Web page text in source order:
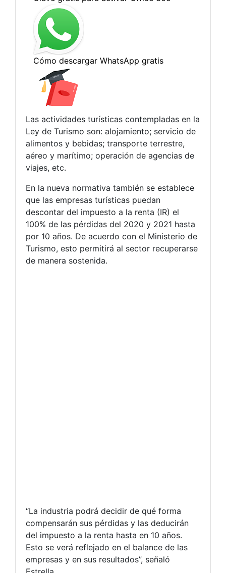
Las actividades turísticas contempladas en la
Ley de Turismo son: alojamiento; servicio de
alimentos y bebidas; transporte terrestre,
aéreo y marítimo; operación de agencias de
viajes, etc.
En la nueva normativa también se establece
que las empresas turísticas puedan
descontar del impuesto a la renta (IR) el
100% de las pérdidas del 2020 y 2021 hasta
por 10 años. De acuerdo con el Ministerio de
Turismo, esto permitirá al sector recuperarse
de manera sostenida.
“La industria podrá decidir de qué forma
compensarán sus pérdidas y las deducirán
del impuesto a la renta hasta en 10 años.
Esto se verá reflejado en el balance de las
empresas y en sus resultados”, señaló